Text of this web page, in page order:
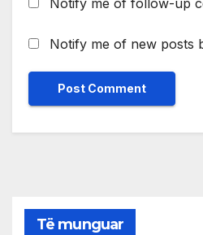
Notify me of follow-up
Notify me of new posts
Të munguar